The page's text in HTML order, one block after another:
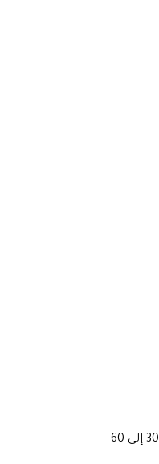
عادةً، يلتقي المريض بالمعالج ما بين 5 إلى 20 جلسة، بمعدل جلسة كل أسبوع أو أسبوعين. تستمر كل جلسة من 30 إلى 60